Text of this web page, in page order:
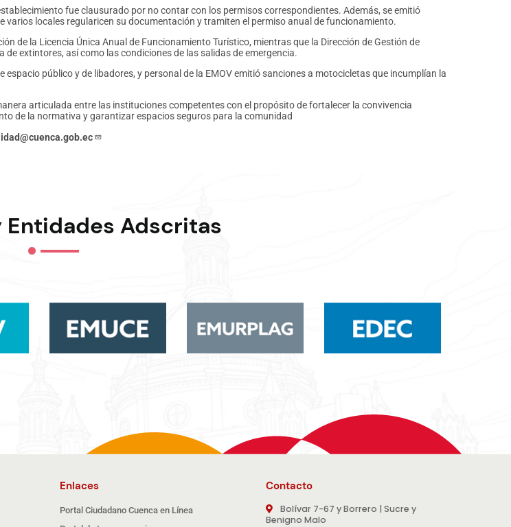
fue clausurado por no contar con los permisos correspondientes. Además, se emitió
varios locales regularicen su documentación y tramiten el permiso anual de funcionamiento.
de la Licencia Única Anual de Funcionamiento Turístico, mientras que la Dirección de Gestión de
de extintores, así como las condiciones de las salidas de emergencia.
espacio público y de libadores, y personal de la EMOV emitió sanciones a motocicletas que incumplían la
articulada entre las instituciones competentes con el propósito de fortalecer la convivencia
de la normativa y garantizar espacios seguros para la comunidad
Entidades Adscritas
Enlaces
Portal Ciudadano Cuenca en Línea
Contacto
Bolívar 7-67 y Borrero | Sucre y
Benigno Malo